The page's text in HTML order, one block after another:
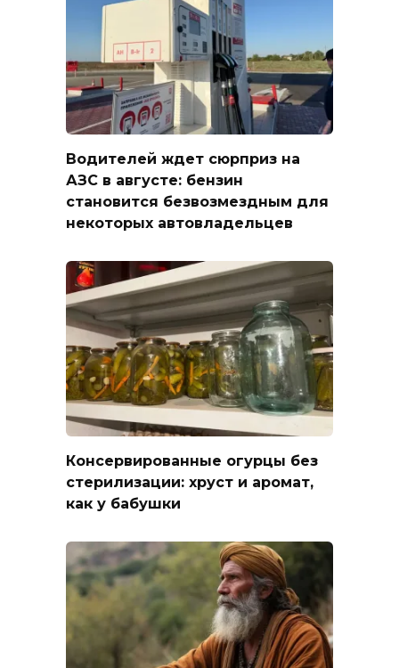
Водителей ждет сюрприз на
АЗС в августе: бензин
становится безвозмездным для
некоторых автовладельцев
Консервированные огурцы без
стерилизации: хруст и аромат,
как у бабушки